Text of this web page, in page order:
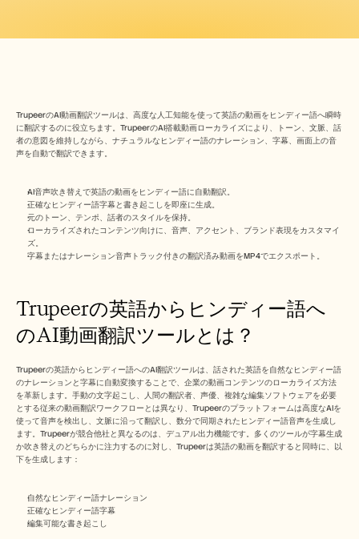
TrupeerのAI動画翻訳ツールは、高度な人工知能を使って英語の動画をヒンディー語へ瞬時
に翻訳するのに役立ちます。TrupeerのAI搭載動画ローカライズにより、トーン、文脈、話
者の意図を維持しながら、ナチュラルなヒンディー語のナレーション、字幕、画面上の音
声を自動で翻訳できます。
AI音声吹き替えで英語の動画をヒンディー語に自動翻訳。
正確なヒンディー語字幕と書き起こしを即座に生成。
元のトーン、テンポ、話者のスタイルを保持。
ローカライズされたコンテンツ向けに、音声、アクセント、ブランド表現をカスタマイ
ズ。
字幕またはナレーション音声トラック付きの翻訳済み動画をMP4でエクスポート。
Trupeerの英語からヒンディー語へ
のAI動画翻訳ツールとは？
Trupeerの英語からヒンディー語へのAI翻訳ツールは、話された英語を自然なヒンディー語
のナレーションと字幕に自動変換することで、企業の動画コンテンツのローカライズ方法
を革新します。手動の文字起こし、人間の翻訳者、声優、複雑な編集ソフトウェアを必要
とする従来の動画翻訳ワークフローとは異なり、Trupeerのプラットフォームは高度なAIを
使って音声を検出し、文脈に沿って翻訳し、数分で同期されたヒンディー語音声を生成し
ます。Trupeerが競合他社と異なるのは、デュアル出力機能です。多くのツールが字幕生成
か吹き替えのどちらかに注力するのに対し、Trupeerは英語の動画を翻訳すると同時に、以
下を生成します：
自然なヒンディー語ナレーション
正確なヒンディー語字幕
編集可能な書き起こし
ヘルプセンター
料金
採用情報
Industry
ユースケース
変更管理
セールスイネーブルメント
プリセールス
カスタマーサクセス
トレーニング
See more